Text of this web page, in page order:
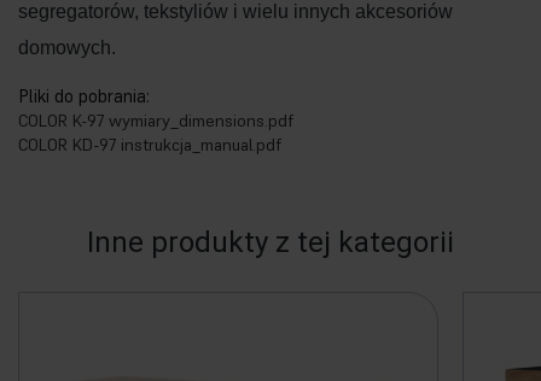
segregatorów, tekstyliów i wielu innych akcesoriów
domowych.
Pliki do pobrania:
COLOR K-97 wymiary_dimensions.pdf
COLOR KD-97 instrukcja_manual.pdf
Inne produkty z tej kategorii